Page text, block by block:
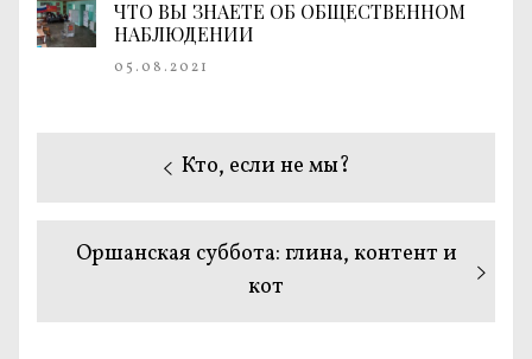
ЧТО ВЫ ЗНАЕТЕ ОБ ОБЩЕСТВЕННОМ
НАБЛЮДЕНИИ
05.08.2021
Навигация
записям
Предыдущая
Кто, если не мы?
Следующая
Оршанская суббота: глина, контент и
кот